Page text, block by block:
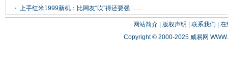
AI智...
上手红米1999新机：比网友“吹”得还要强……
网站简介| 版权声明 联系我们
在
Copyright © 2000-2025 威易网 WWW.